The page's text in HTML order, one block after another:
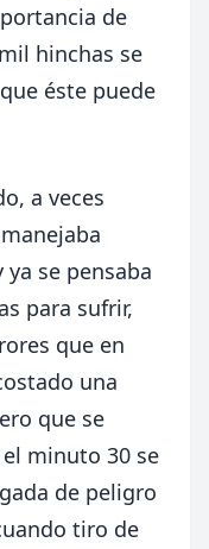
de
hinchas se
éste puede
a veces
se pensaba
para sufrir,
que en
una
que se
minuto 30 se
de peligro
tiro de